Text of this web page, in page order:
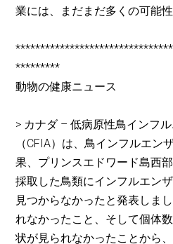
業には、まだまだ多くの可能
*********
動物の健康ニュース
> カナダ – 低病原性鳥インフ
（CFIA）は、鳥インフルエン
果、プリンスエドワード島西
採取した鳥類にインフルエン
見つからなかったと発表しま
れなかったこと、そして個体
状が見られなかったことから